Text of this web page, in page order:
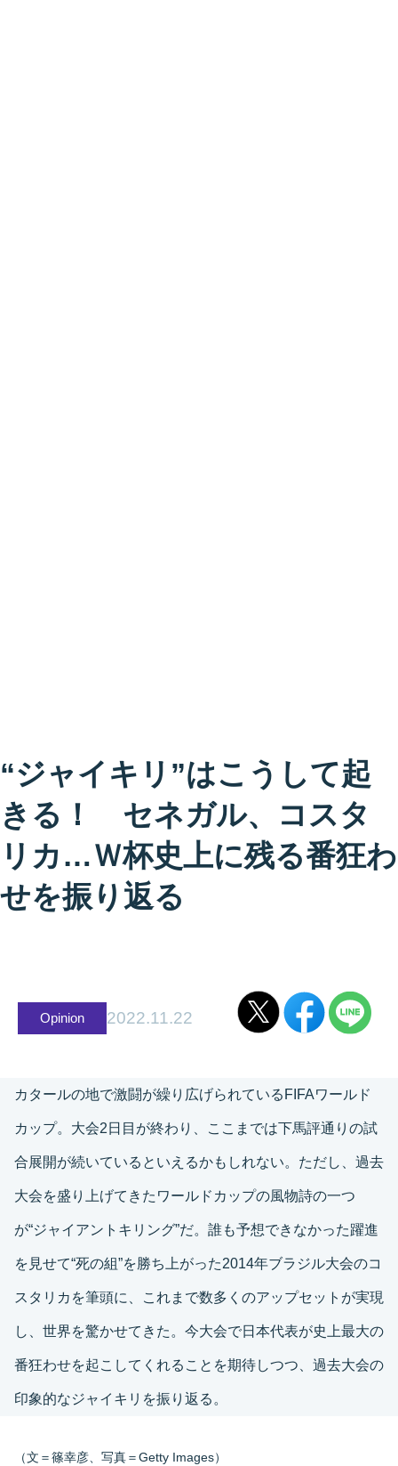
“ジャイキリ”はこうして起
きる！ セネガル、コスタ
リカ…Ｗ杯史上に残る番狂わ
せを振り返る
Opinion 2022.11.22
カタールの地で激闘が繰り広げられているFIFAワールド
カップ。大会2日目が終わり、ここまでは下馬評通りの試
合展開が続いているといえるかもしれない。ただし、過去
大会を盛り上げてきたワールドカップの風物詩の一つ
が“ジャイアントキリング”だ。誰も予想できなかった躍進
を見せて“死の組”を勝ち上がった2014年ブラジル大会のコ
スタリカを筆頭に、これまで数多くのアップセットが実現
し、世界を驚かせてきた。今大会で日本代表が史上最大の
番狂わせを起こしてくれることを期待しつつ、過去大会の
印象的なジャイキリを振り返る。
（文＝篠幸彦、写真＝Getty Images）